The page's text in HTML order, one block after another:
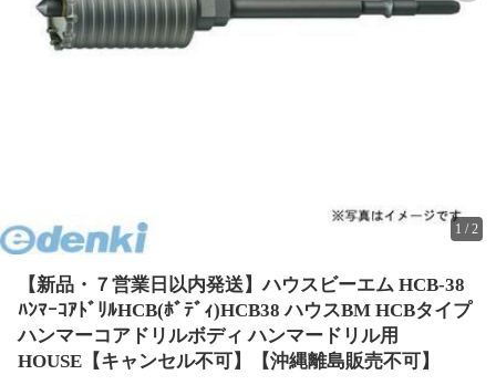
1 /2
【新品・７営業日以内発送】ハウスビーエム HCB-38
ﾊﾝﾏｰｺｱﾄﾞﾘﾙHCB(ﾎﾞﾃﾞｨ)HCB38 ハウスBM HCBタイプ
ハンマーコアドリルボディ ハンマードリル用
HOUSE【キャンセル不可】【沖縄離島販売不可】